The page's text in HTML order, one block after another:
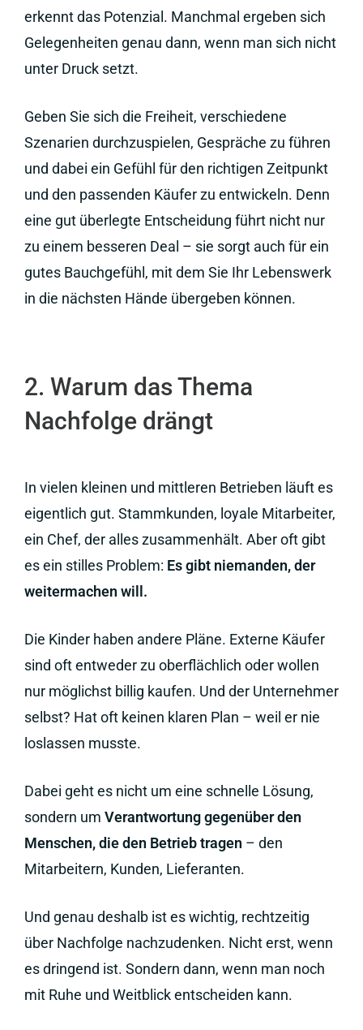
erkennt das Potenzial. Manchmal ergeben sich
Gelegenheiten genau dann, wenn man sich nicht
unter Druck setzt.
Geben Sie sich die Freiheit, verschiedene
Szenarien durchzuspielen, Gespräche zu führen
und dabei ein Gefühl für den richtigen Zeitpunkt
und den passenden Käufer zu entwickeln. Denn
eine gut überlegte Entscheidung führt nicht nur
zu einem besseren Deal – sie sorgt auch für ein
gutes Bauchgefühl, mit dem Sie Ihr Lebenswerk
in die nächsten Hände übergeben können.
2. Warum das Thema
Nachfolge drängt
In vielen kleinen und mittleren Betrieben läuft es
eigentlich gut. Stammkunden, loyale Mitarbeiter,
ein Chef, der alles zusammenhält. Aber oft gibt
es ein stilles Problem: Es gibt niemanden, der
weitermachen will.
Die Kinder haben andere Pläne. Externe Käufer
sind oft entweder zu oberflächlich oder wollen
nur möglichst billig kaufen. Und der Unternehmer
selbst? Hat oft keinen klaren Plan – weil er nie
loslassen musste.
Dabei geht es nicht um eine schnelle Lösung,
sondern um Verantwortung gegenüber den
Menschen, die den Betrieb tragen – den
Mitarbeitern, Kunden, Lieferanten.
Und genau deshalb ist es wichtig, rechtzeitig
über Nachfolge nachzudenken. Nicht erst, wenn
es dringend ist. Sondern dann, wenn man noch
mit Ruhe und Weitblick entscheiden kann.